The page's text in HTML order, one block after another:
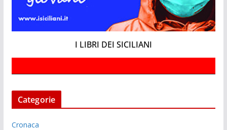
I LIBRI DEI SICILIANI
Categorie
Cronaca